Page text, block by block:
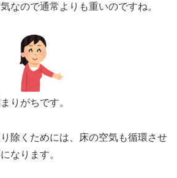
なので通常よりも重いのですね。
りがちです。
除くためには、床の空気も循環させ
なります。